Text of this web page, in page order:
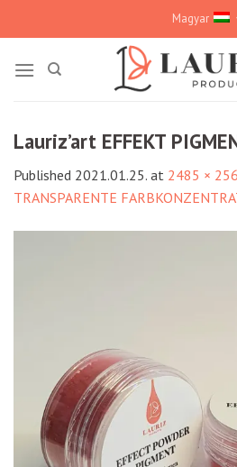
Magyar
Lauriz’art EFFEKT
Published 2021.01.25. at 2485 ×
TRANSPARENTE